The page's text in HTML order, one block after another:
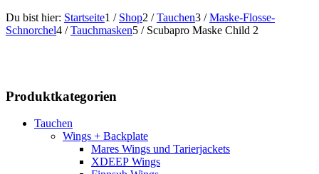
Du bist hier: Startseite1 / Shop2 / Tauchen3 / Maske-Flosse-
Schnorchel4 / Tauchmasken5 / Scubapro Maske Child 2
Produktkategorien
Tauchen
Wings + Backplate
Mares Wings und Tarierjackets
XDEEP Wings